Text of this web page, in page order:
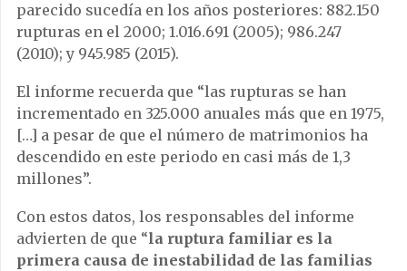
parecido sucedía en los años posteriores: 882.150
rupturas en el 2000; 1.016.691 (2005); 986.247
(2010); y 945.985 (2015).
El informe recuerda que “las rupturas se han
incrementado en 325.000 anuales más que en 1975,
[…] a pesar de que el número de matrimonios ha
descendido en este periodo en casi más de 1,3
millones”.
Con estos datos, los responsables del informe
advierten de que “la ruptura familiar es la
primera causa de inestabilidad de las familias